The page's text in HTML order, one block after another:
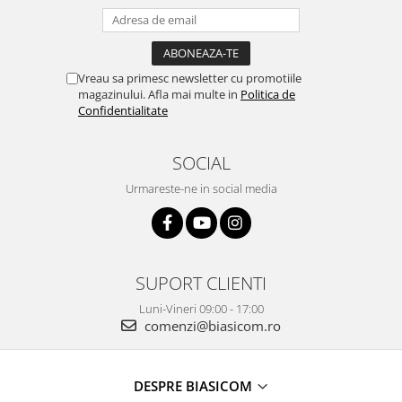
Vitrine pentru vinuri
Accesorii aspiratoare
Aparate de bucatarie
Aparate de preparat desert
Vreau sa primesc newsletter cu promotiile
magazinului. Afla mai multe in Politica de
Confidentialitate
SOCIAL
Urmareste-ne in social media
SUPORT CLIENTI
Luni-Vineri 09:00 - 17:00
comenzi@biasicom.ro
DESPRE BIASICOM